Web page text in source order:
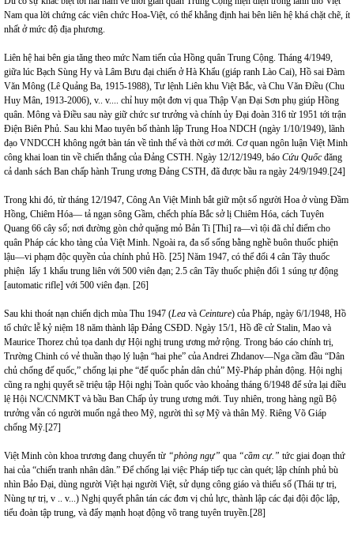
Nam qua lời chứng các viên chức Hoa-Việt, có thể khẳng định hai bên liên hệ khá chặt chẽ, ít
nhất ở mức độ địa phương.
Liên hệ hai bên gia tăng theo mức Nam tiến của Hồng quân Trung Cộng. Tháng 4/1949,
giữa lúc Bạch Sùng Hy và Lâm Bưu đại chiến ở Hà Khẩu (giáp ranh Lào Cai), Hồ sai Đàm
Văn Mông (Lê Quảng Ba, 1915-1988), Tư lệnh Liên khu Việt Bắc, và Chu Văn Điều (Chu
Huy Mân, 1913-2006), v.. v.... chỉ huy một đơn vị qua Thập Vạn Đại Sơn phụ giúp Hồng
quân. Mông và Điều sau này giữ chức sư trưởng và chính ủy Đại đoàn 316 từ 1951 tới trận
Điện Biên Phủ. Sau khi Mao tuyên bố thành lập Trung Hoa NDCH (ngày 1/10/1949), lãnh
đạo VNDCCH không ngớt bàn tán về tình thế và thời cơ mới. Cơ quan ngôn luận Việt Minh
công khai loan tin về chiến thắng của Đảng CSTH. Ngày 12/12/1949, báo Cứu Quốcđăng
cả danh sách Ban chấp hành Trung ương Đảng CSTH, đã được bầu ra ngày 24/9/1949. [24]
Trong khi đó, từ tháng 12/1947, Công An Việt Minh bắt giữ một số người Hoa ở vùng Đầm
Hồng, Chiêm Hóa— tả ngạn sông Gầm, chếch phía Bắc sở lị Chiêm Hóa, cách Tuyên
Quang 66 cây số; nơi đường gòn chở quặng mỏ Bản Ti [Thi] ra—vì tội đã chỉ điểm cho
quân Pháp các kho tàng của Việt Minh. Ngoài ra, đa số sống bằng nghề buôn thuốc phiện
lậu—vi phạm độc quyền của chính phủ Hồ. [25] Năm 1947, có thể đổi 4 cân Tây thuốc
phiện lấy 1 khẩu trung liên với 500 viên đạn; 2.5 cân Tây thuốc phiện đổi 1 súng tự động
[automatic rifle] với 500 viên đạn. [26]
Sau khi thoát nạn chiến dịch mùa Thu 1947 (Lea và Ceinture) của Pháp, ngày 6/1/1948, Hồ
tổ chức lễ kỷ niệm 18 năm thành lập Đảng CSĐD. Ngày 15/1, Hồ đề cử Stalin, Mao và
Maurice Thorez chủ tọa danh dự Hội nghị trung ương mở rộng. Trong báo cáo chính trị,
Trường Chinh có vẻ thuần thạo lý luận “hai phe” của Andrei Zhdanov—Nga cầm đầu “Dân
chủ chống đế quốc,” chống lại phe “đế quốc phản dân chủ” Mỹ-Pháp phản động. Hội nghị
cũng ra nghị quyết sẽ triệu tập Hội nghị Toàn quốc vào khoảng tháng 6/1948 để sửa lại điều
lệ Hội NC/CNMKT và bầu Ban Chấp ủy trung ương mới. Tuy nhiên, trong hàng ngũ Bộ
trưởng vẫn có người muốn ngả theo Mỹ, người thì sợ Mỹ và thân Mỹ. Riêng Võ Giáp
chống Mỹ. [27]
Việt Minh còn khoa trương đang chuyển từ “phòng ngự” qua “cầm cự.” tức giai đoạn thứ
hai của “chiến tranh nhân dân.” Để chống lại việc Pháp tiếp tục càn quét; lập chính phủ bù
nhìn Bảo Đại, dùng người Việt hại người Việt, sử dụng công giáo và thiểu số (Thái tự trị,
Nùng tự trị, v .. v...) Nghị quyết phân tán các đơn vị chủ lực, thành lập các đại đội độc lập,
tiểu đoàn tập trung, và đẩy mạnh hoạt động võ trang tuyên truyền. [28]